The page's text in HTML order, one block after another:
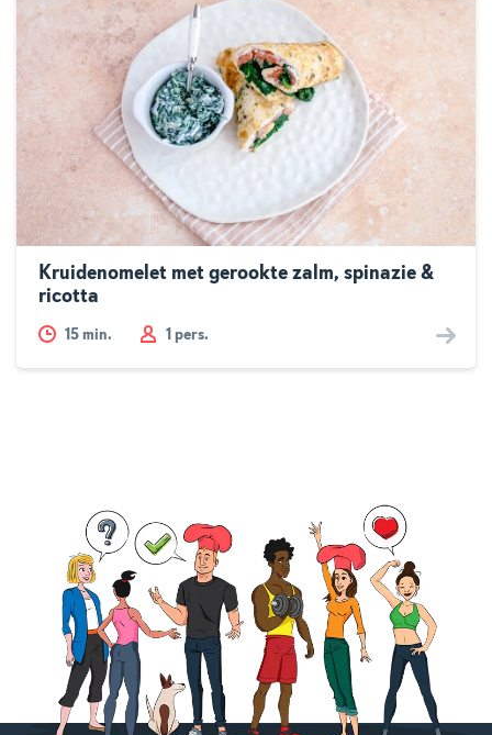
Kruidenomelet met gerookte zalm, spinazie &
ricotta
15 min. 1 pers.